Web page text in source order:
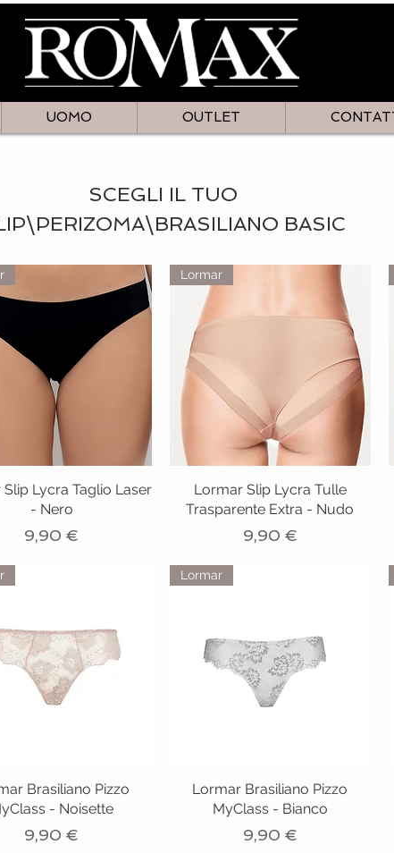
UOMO OUTLET
SCEGLI IL TUO
BASIC
Lycra Taglio Laser
- Nero
Prezzo
9,90 €
Lormar
Lormar Slip Lycra Tulle
Trasparente Extra - Nudo
Prezzo
9,90 €
Brasiliano Pizzo
- Noisette
Prezzo
9,90 €
Lormar
Lormar Brasiliano Pizzo
MyClass - Bianco
Prezzo
9,90 €